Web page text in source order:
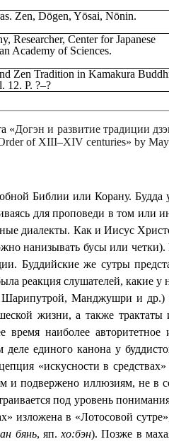
Zen, Dōgen, Yōsai, Nōnin.
Center for Japanese
Academy of Sciences.
Zen Tradition in Kamakura
12. P. ?‒?
«Догэн и развитие традиции
of XIII‒XIV centuries» by
Библии или Корану.
для проповеди в том или
диалекты. Как и Иисус
нанизывать бусы или
Буддийские же сутры
реакция слушателей, какие
Манджушри и др.)
жизни, а также
наиболее
единого канона у
«искусности в средствах»
и подвержено иллюзиям, не в
под уровень
изложена в «Лотосовой
бянь, яп.хо:бэн). Позже в